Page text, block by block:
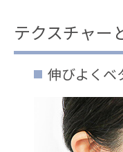
テクスチャー
伸びよくベ